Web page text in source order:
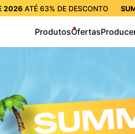
2026 ATÉ 63% DE DESCONTO
ProdutosOfertas